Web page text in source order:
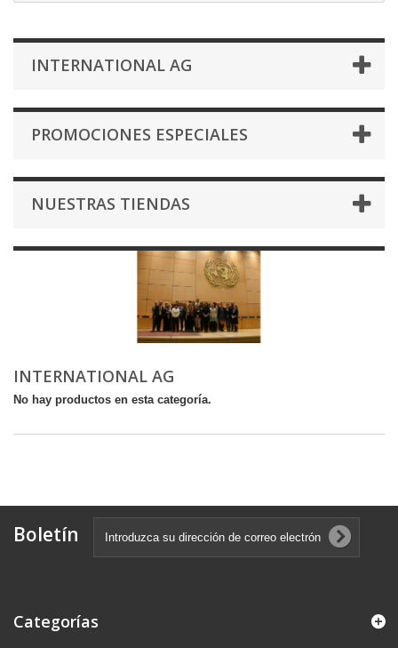
INTERNATIONAL AG
PROMOCIONES ESPECIALES
NUESTRAS TIENDAS
INTERNATIONAL AG
No hay productos en esta categoría.
Boletín
Categorías